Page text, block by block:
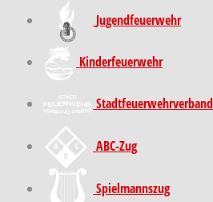
Jugendfeuerwehr
Kinder­feuer­wehr
Stadt­feuer­wehr­verband
ABC-Zug
Spielmannszug